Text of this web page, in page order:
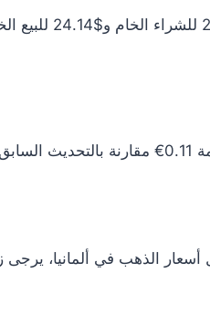
الذهب في ألمانيا، يرجى